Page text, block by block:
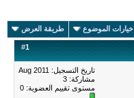
خيارات الموضوع طريقة العرض
#1
تاريخ التسجيل: Aug 2011
مشاركة: 3
مستوى تقييم العضوية: 0